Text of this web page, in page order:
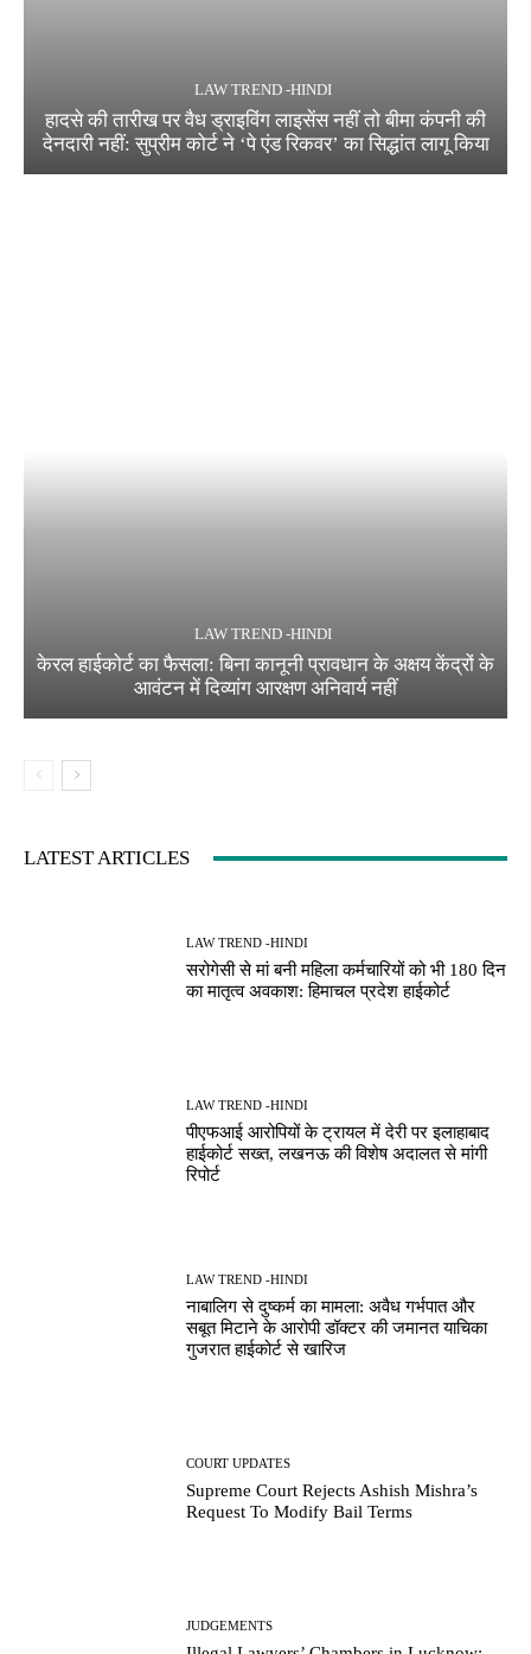
LAW TREND -HINDI
हादसे की तारीख पर वैध ड्राइविंग लाइसेंस नहीं तो बीमा कंपनी की
देनदारी नहीं: सुप्रीम कोर्ट ने ‘पे एंड रिकवर’ का सिद्धांत लागू किया
LAW TREND -HINDI
केरल हाईकोर्ट का फैसला: बिना कानूनी प्रावधान के अक्षय केंद्रों के
आवंटन में दिव्यांग आरक्षण अनिवार्य नहीं
LATEST ARTICLES
LAW TREND -HINDI
सरोगेसी से मां बनी महिला कर्मचारियों को भी 180 दिन
का मातृत्व अवकाश: हिमाचल प्रदेश हाईकोर्ट
LAW TREND -HINDI
पीएफआई आरोपियों के ट्रायल में देरी पर इलाहाबाद
हाईकोर्ट सख्त, लखनऊ की विशेष अदालत से मांगी
रिपोर्ट
LAW TREND -HINDI
नाबालिग से दुष्कर्म का मामला: अवैध गर्भपात और
सबूत मिटाने के आरोपी डॉक्टर की जमानत याचिका
गुजरात हाईकोर्ट से खारिज
COURT UPDATES
Supreme Court Rejects Ashish Mishra’s
Request To Modify Bail Terms
JUDGEMENTS